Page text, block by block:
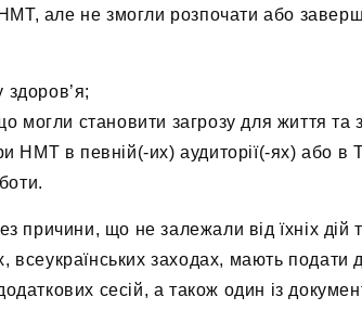
але не змогли розпочати або
здоров’я;
могли становити загрозу для життя та
НМТ в певній(-их) аудиторії(-ях) або
що не залежали від їхніх дій
заходах, мають подати
сесій, а також один із